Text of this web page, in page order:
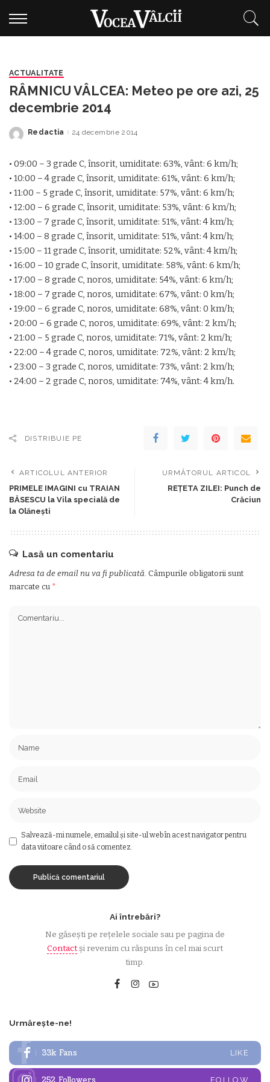
ACTUALITATE
RÂMNICU VÂLCEA: Meteo pe ore azi, 25
decembrie 2014
Posted
Redactia 24 decembrie 2014
• 09:00 – 3 grade C, însorit, umiditate: 63%, vânt: 6 km/h;
• 10:00 – 4 grade C, însorit, umiditate: 61%, vânt: 6 km/h;
• 11:00 – 5 grade C, însorit, umiditate: 57%, vânt: 6 km/h;
• 12:00 – 6 grade C, însorit, umiditate: 53%, vânt: 6 km/h;
• 13:00 – 7 grade C, însorit, umiditate: 51%, vânt: 4 km/h;
• 14:00 – 8 grade C, însorit, umiditate: 51%, vânt: 4 km/h;
• 15:00 – 11 grade C, însorit, umiditate: 52%, vânt: 4 km/h;
• 16:00 – 10 grade C, însorit, umiditate: 58%, vânt: 6 km/h;
• 17:00 – 8 grade C, noros, umiditate: 54%, vânt: 6 km/h;
• 18:00 – 7 grade C, noros, umiditate: 67%, vânt: 0 km/h;
• 19:00 – 6 grade C, noros, umiditate: 68%, vânt: 0 km/h;
• 20:00 – 6 grade C, noros, umiditate: 69%, vânt: 2 km/h;
• 21:00 – 5 grade C, noros, umiditate: 71%, vânt: 2 km/h;
• 22:00 – 4 grade C, noros, umiditate: 72%, vânt: 2 km/h;
• 23:00 – 3 grade C, noros, umiditate: 73%, vânt: 2 km/h;
• 24:00 – 2 grade C, noros, umiditate: 74%, vânt: 4 km/h.
DISTRIBUIE PE
ARTICOLUL ANTERIOR
PRIMELE IMAGINI cu TRAIAN
BĂSESCU la Vila specială de
la Olănești
URMĂTORUL ARTICOL
REŢETA ZILEI: Punch de
Crăciun
Lasă un comentariu
Adresa ta de email nu va fi publicată. Câmpurile obligatorii sunt
marcate cu *
Salvează-mi numele, emailul și site-ul web în acest navigator pentru
data viitoare când o să comentez.
Ai întrebări?
Ne găsești pe rețelele sociale sau pe pagina de
Contactși revenim cu răspuns în cel mai scurt
timp.
Urmărește-ne!
33k Fans LIKE
FOLLOW